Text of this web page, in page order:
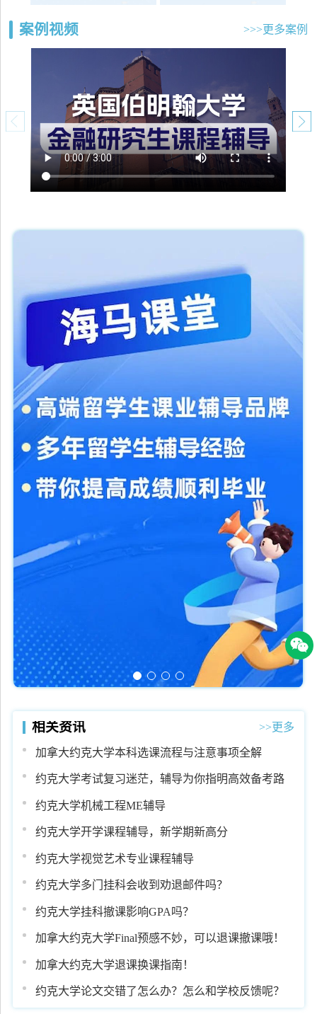
案例视频 >>>更多案例
相关资讯 >>更多
加拿大约克大学本科选课流程与注意事项全解
约克大学考试复习迷茫，辅导为你指明高效备考路
约克大学机械工程ME辅导
约克大学开学课程辅导，新学期新高分
约克大学视觉艺术专业课程辅导
约克大学多门挂科会收到劝退邮件吗？
约克大学挂科撤课影响GPA吗？
加拿大约克大学Final预感不妙，可以退课撤课哦！
加拿大约克大学退课换课指南！
约克大学论文交错了怎么办？怎么和学校反馈呢？